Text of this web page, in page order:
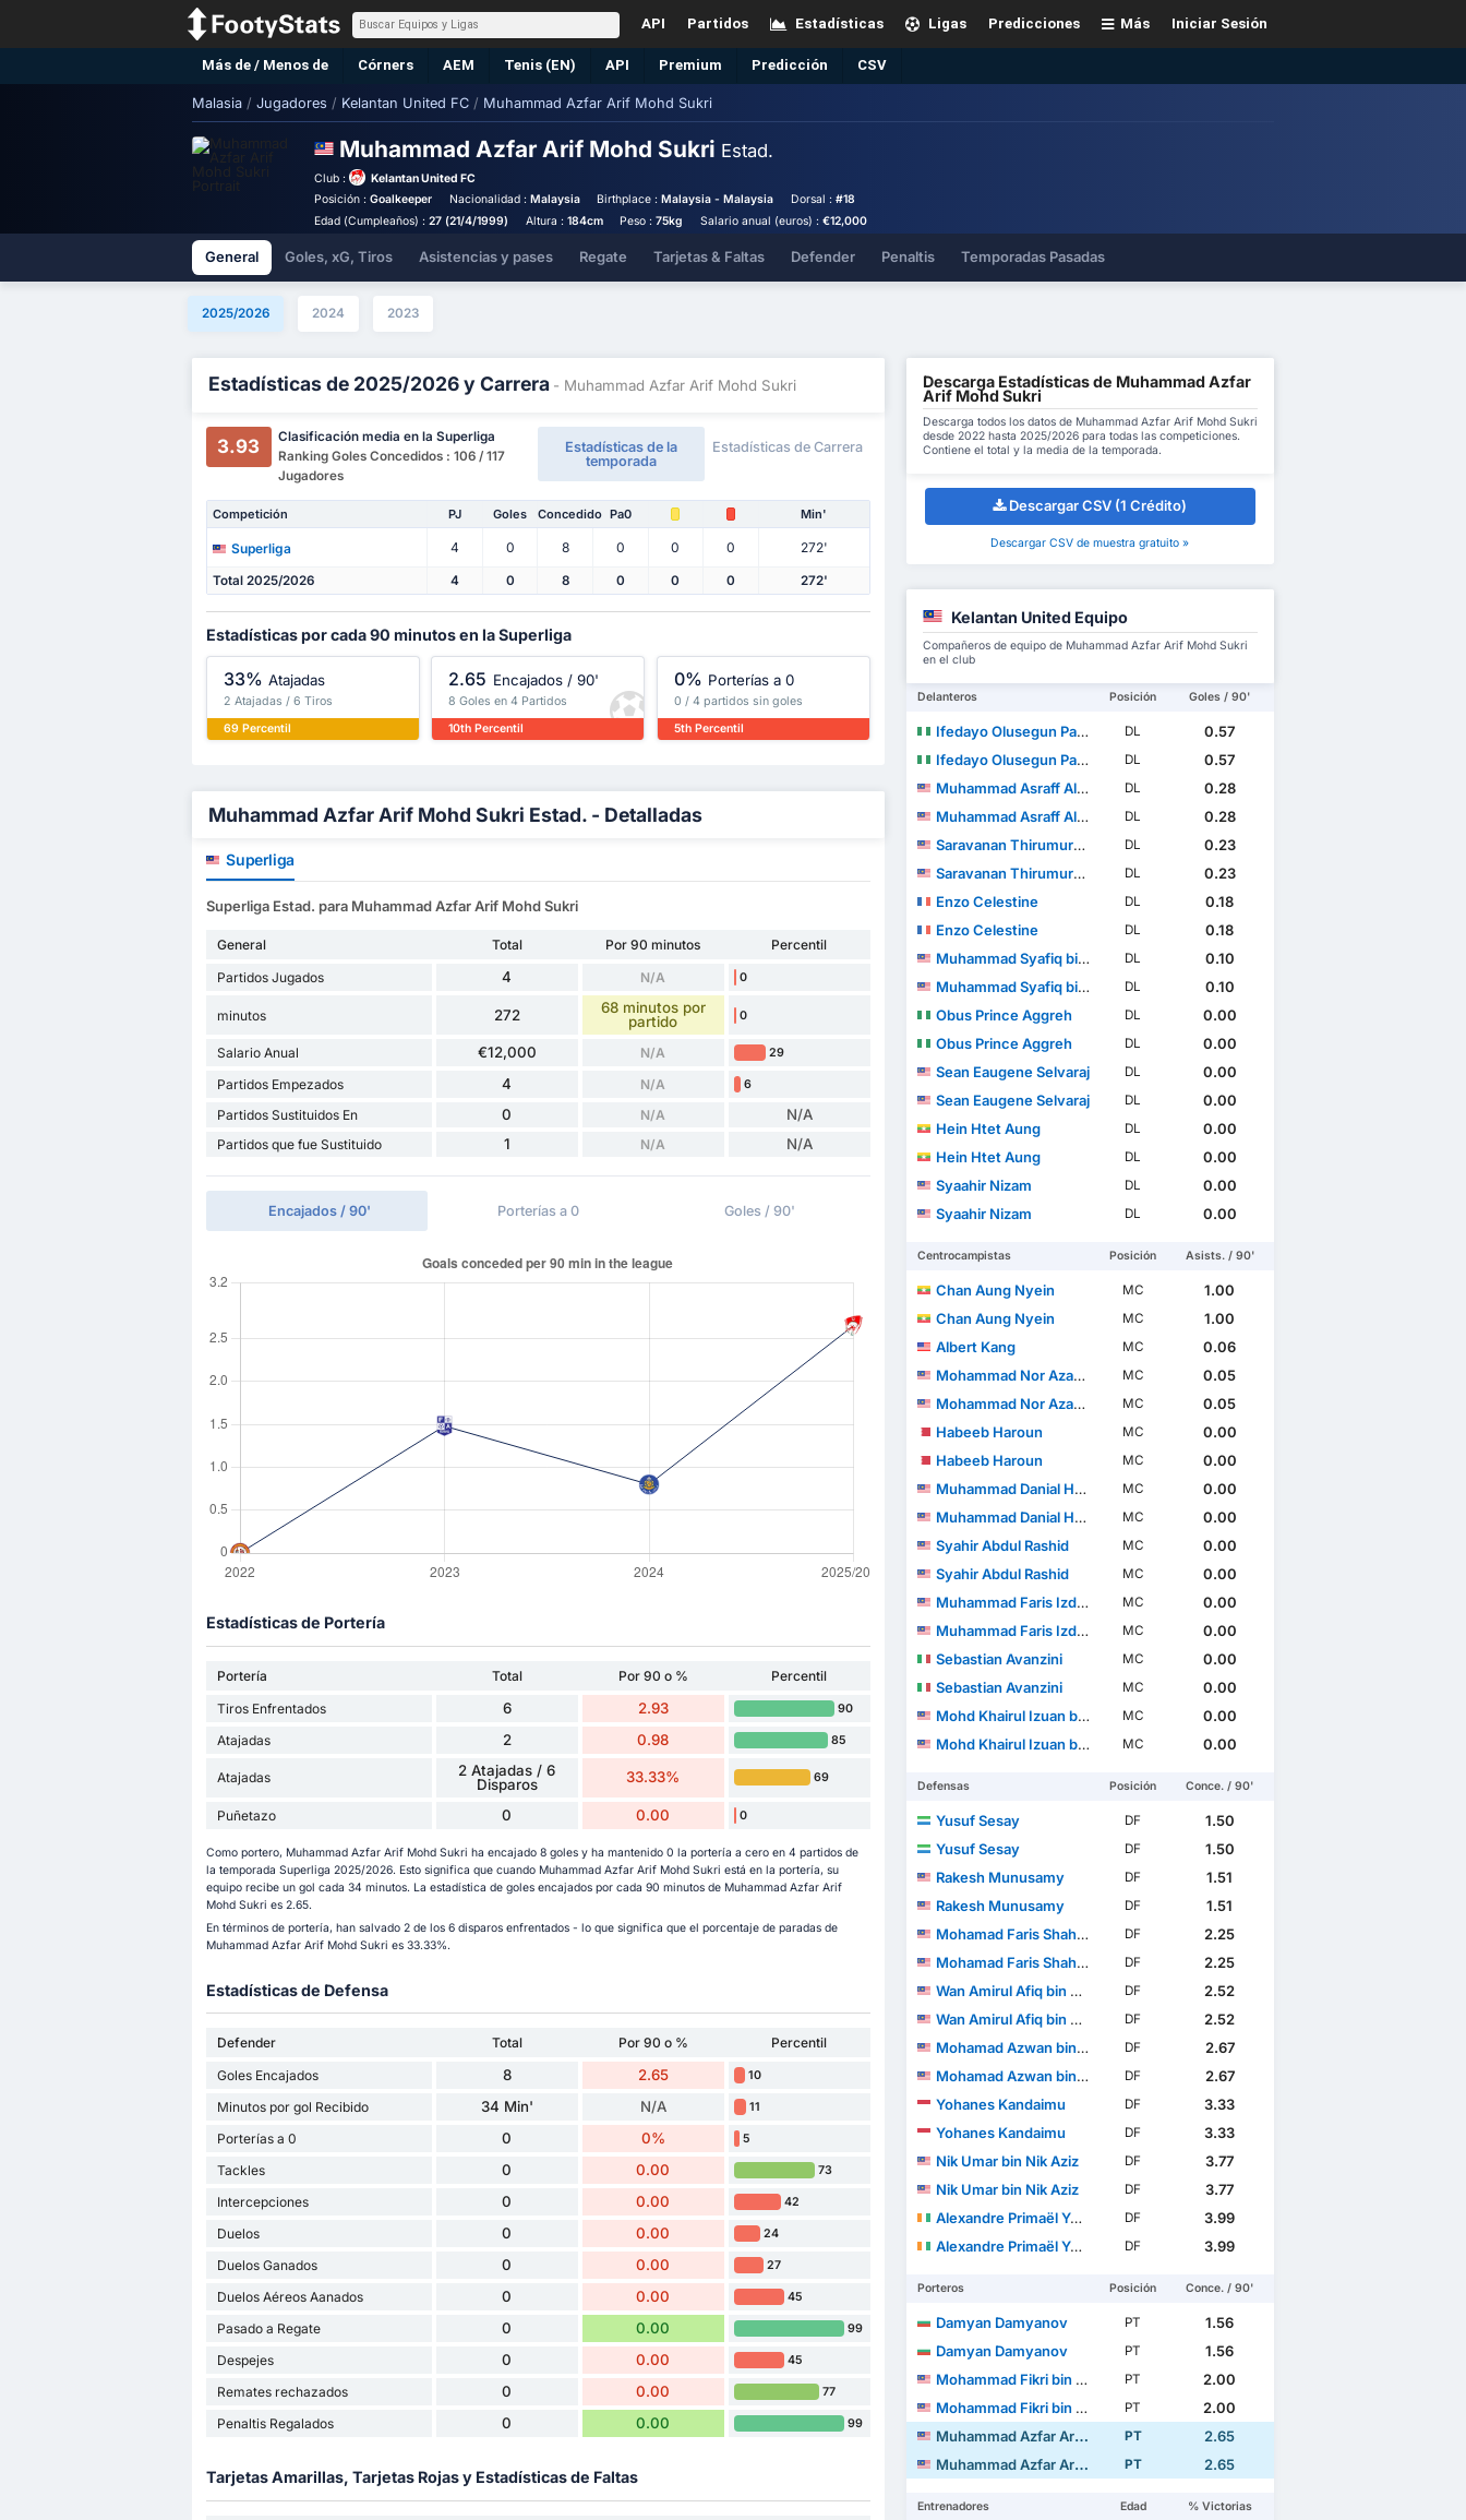
Iniciar Sesión
Más
Predicciones
Ligas
Estadísticas
Partidos
API
Más de / Menos de Córners AEM Tenis (EN) API Premium Predicción CSV
Malasia / Jugadores / Kelantan United FC / Muhammad Azfar Arif Mohd Sukri
Muhammad Azfar Arif Mohd Sukri Estad.
Club :
Kelantan United FC
Posición :Goalkeeper Nacionalidad : Malaysia Birthplace :Malaysia - Malaysia Dorsal : #18
Edad (Cumpleaños) :27 (21/4/1999) Altura : 184cm Peso :75kg Salario anual (euros) : €12,000
General Goles, xG, Tiros Asistencias y pases Regate Tarjetas & Faltas Defender Penaltis Temporadas Pasadas
2025/2026 2024 2023
Estadísticas de 2025/2026 y Carrera - Muhammad Azfar Arif Mohd Sukri
3.93
Clasificación media en la Superliga
Ranking Goles Concedidos : 106 / 117
Jugadores
Estadísticas de la
temporada
Estadísticas de Carrera
Competición PJ Goles Concedido Pa0 Min'
Superliga 4 0 8 0 0 0 272'
Total 2025/2026 4 0 8 0 0 0 272'
Estadísticas por cada 90 minutos en la Superliga
33% Atajadas
2 Atajadas / 6 Tiros
69 Percentil
2.65 Encajados / 90'
8 Goles en 4 Partidos
10th Percentil
0% Porterías a 0
0 / 4 partidos sin goles
5th Percentil
Muhammad Azfar Arif Mohd Sukri Estad. - Detalladas
Superliga
Superliga Estad. para Muhammad Azfar Arif Mohd Sukri
General Total Por 90 minutos
Percentil
Partidos Jugados
4 N/A 0
minutos 272
68 minutos por
partido
0
Salario Anual €12,000 N/A 29
Partidos Empezados 4 N/A 6
Partidos Sustituidos En 0 N/A N/A
Partidos que fue Sustituido 1 N/A N/A
Encajados / 90' Porterías a 0 Goles / 90'
Estadísticas de Portería
Portería Total Por 90 o %
Percentil
Tiros Enfrentados
6 2.93 90
Atajadas 2 0.98 85
Atajadas
2 Atajadas / 6
Disparos
33.33% 69
Puñetazo 0 0.00 0
Como portero, Muhammad Azfar Arif Mohd Sukri ha encajado 8 goles y ha mantenido 0 la portería a cero en 4 partidos de
la temporada Superliga 2025/2026. Esto significa que cuando Muhammad Azfar Arif Mohd Sukri está en la portería, su
equipo recibe un gol cada 34 minutos. La estadística de goles encajados por cada 90 minutos de Muhammad Azfar Arif
Mohd Sukri es 2.65.
En términos de portería, han salvado 2 de los 6 disparos enfrentados - lo que significa que el porcentaje de paradas de
Muhammad Azfar Arif Mohd Sukri es 33.33%.
Estadísticas de Defensa
Defender Total Por 90 o %
Percentil
Goles Encajados
8 2.65 10
Minutos por gol Recibido 34 Min' N/A 11
Porterías a 0 0 0% 5
Tackles 0 0.00 73
Intercepciones 0 0.00 42
Duelos 0 0.00 24
Duelos Ganados 0 0.00 27
Duelos Aéreos Aanados 0 0.00 45
Pasado a Regate 0 0.00 99
Despejes 0 0.00 45
Remates rechazados 0 0.00 77
Penaltis Regalados 0 0.00 99
Tarjetas Amarillas, Tarjetas Rojas y Estadísticas de Faltas
Descarga Estadísticas de Muhammad Azfar
Arif Mohd Sukri
Descarga todos los datos de Muhammad Azfar Arif Mohd Sukri
desde 2022 hasta 2025/2026 para todas las competiciones.
Contiene el total y la media de la temporada.
Descargar CSV (1 Crédito)
Descargar CSV de muestra gratuito »
Kelantan United Equipo
Compañeros de equipo de Muhammad Azfar Arif Mohd Sukri
en el club
Delanteros Posición Goles / 90'
Ifedayo Olusegun Patrick Omosuyi DL
0.57
Ifedayo Olusegun Patrick Omosuyi
DL
0.57
Muhammad Asraff Aliffuddin bin Yasin
DL
0.28
Muhammad Asraff Aliffuddin bin Yasin
DL
0.28
Saravanan Thirumurugan
DL
0.23
Saravanan Thirumurugan
DL
0.23
Enzo Celestine
DL
0.18
Enzo Celestine
DL
0.18
Muhammad Syafiq bin Ismail
DL
0.10
Muhammad Syafiq bin Ismail
DL
0.10
Obus Prince Aggreh
DL
0.00
Obus Prince Aggreh
DL
0.00
Sean Eaugene Selvaraj
DL
0.00
Sean Eaugene Selvaraj
DL
0.00
Hein Htet Aung
DL
0.00
Hein Htet Aung
DL
0.00
Syaahir Nizam
DL
0.00
Syaahir Nizam
DL 0.00
Centrocampistas Posición Asists. / 90'
Chan Aung Nyein MC
1.00
Chan Aung Nyein
MC
1.00
Albert Kang
MC
0.06
Mohammad Nor Azam bin Abdul Azih
MC
0.05
Mohammad Nor Azam bin Abdul Azih
MC
0.05
Habeeb Haroun
MC
0.00
Habeeb Haroun
MC
0.00
Muhammad Danial Haqim bin Deraman
MC
0.00
Muhammad Danial Haqim bin Deraman
MC
0.00
Syahir Abdul Rashid
MC
0.00
Syahir Abdul Rashid
MC
0.00
Muhammad Faris Izdiham bin Awang Kechik
MC
0.00
Muhammad Faris Izdiham bin Awang Kechik
MC
0.00
Sebastian Avanzini
MC
0.00
Sebastian Avanzini
MC
0.00
Mohd Khairul Izuan bin Rosli
MC
0.00
Mohd Khairul Izuan bin Rosli
MC 0.00
Defensas Posición Conce. / 90'
Yusuf Sesay DF
1.50
Yusuf Sesay
DF
1.50
Rakesh Munusamy
DF
1.51
Rakesh Munusamy
DF
1.51
Mohamad Faris Shah Bin Rosli
DF
2.25
Mohamad Faris Shah Bin Rosli
DF
2.25
Wan Amirul Afiq bin Wan Abdul Rahman
DF
2.52
Wan Amirul Afiq bin Wan Abdul Rahman
DF
2.52
Mohamad Azwan bin Mohd Aripin
DF
2.67
Mohamad Azwan bin Mohd Aripin
DF
2.67
Yohanes Kandaimu
DF
3.33
Yohanes Kandaimu
DF
3.33
Nik Umar bin Nik Aziz
DF
3.77
Nik Umar bin Nik Aziz
DF
3.77
Alexandre Primaël Yeoulé
DF
3.99
Alexandre Primaël Yeoulé
DF 3.99
Porteros Posición Conce. / 90'
Damyan Damyanov PT
1.56
Damyan Damyanov
PT
1.56
Mohammad Fikri bin Che Soh
PT
2.00
Mohammad Fikri bin Che Soh
PT
2.00
Muhammad Azfar Arif Mohd Sukri
PT
2.65
Muhammad Azfar Arif Mohd Sukri
PT 2.65
Entrenadores Edad % Victorias